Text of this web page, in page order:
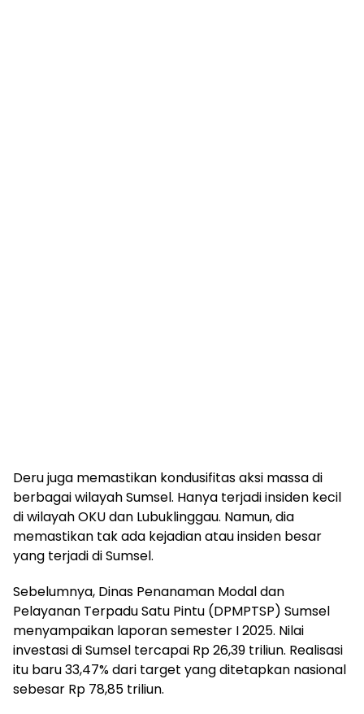
Deru juga memastikan kondusifitas aksi massa di
berbagai wilayah Sumsel. Hanya terjadi insiden kecil
di wilayah OKU dan Lubuklinggau. Namun, dia
memastikan tak ada kejadian atau insiden besar
yang terjadi di Sumsel.
Sebelumnya, Dinas Penanaman Modal dan
Pelayanan Terpadu Satu Pintu (DPMPTSP) Sumsel
menyampaikan laporan semester I 2025. Nilai
investasi di Sumsel tercapai Rp 26,39 triliun. Realisasi
itu baru 33,47% dari target yang ditetapkan nasional
sebesar Rp 78,85 triliun.